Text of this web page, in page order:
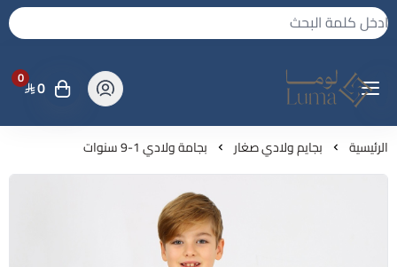
لوما - بجامه واكثر
0 0
الرئيسية بجايم ولادي صغار بجامة ولادي 1-9 سنوات